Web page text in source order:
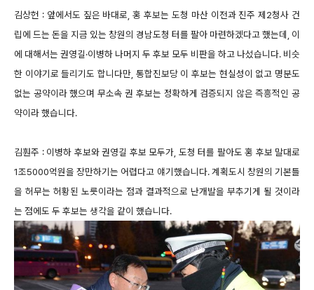
김상헌 : 앞에서도 짚은 바대로, 홍 후보는 도청 마산 이전과 진주 제2청사 건
립에 드는 돈을 지금 있는 창원의 경남도청 터를 팔아 마련하겠다고 했는데, 이
에 대해서는 권영길·이병하 나머지 두 후보 모두 비판을 하고 나섰습니다. 비슷
한 이야기로 들리기도 합니다만, 통합진보당 이 후보는 현실성이 없고 명분도
없는 공약이라 했으며 무소속 권 후보는 정확하게 검증되지 않은 즉흥적인 공
약이라 했습니다.
김훤주 : 이병하 후보와 권영길 후보 모두가, 도청 터를 팔아도 홍 후보 말대로
1조5000억원을 장만하기는 어렵다고 얘기했습니다. 계획도시 창원의 기본틀
을 허무는 허황된 노릇이라는 점과 결과적으로 난개발을 부추기게 될 것이라
는 점에도 두 후보는 생각을 같이 했습니다.